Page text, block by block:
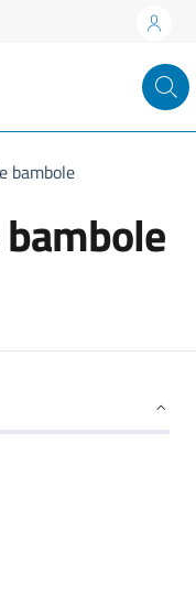
bambole
bambole